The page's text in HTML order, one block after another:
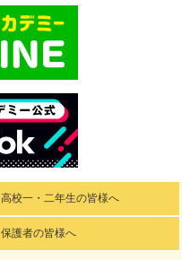
高校一・二年生の皆様へ
保護者の皆様へ